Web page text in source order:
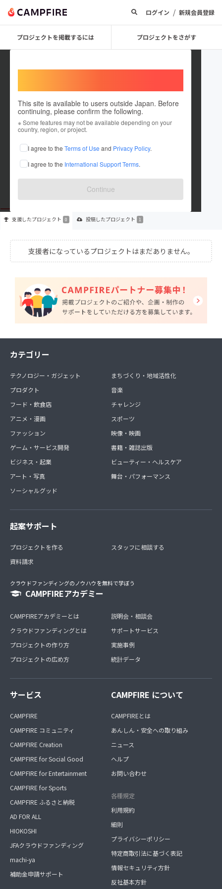
ログイン / 新規会員登録
プロジェクトを掲載するには プロジェクトをさがす
This site is available to users outside Japan. Before
continuing, please confirm the following.
※ Some features may not be available depending on your
country, region, or project.
I agree to the Terms of Use and Privacy Policy.
I agree to the International Support Terms.
Continue
kawaguchi hirohisa
これまでに1件のプロジェクトを投稿しています
在住国：未設定
出身国：未設定
支援したプロジェクト 0 投稿したプロジェクト 1
支援者になっているプロジェクトはまだありません。
カテゴリー
テクノロジー・ガジェット
プロダクト
フード・飲食店
アニメ・漫画
ファッション
ゲーム・サービス開発
ビジネス・起業
アート・写真
ソーシャルグッド
まちづくり・地域活性化
音楽
チャレンジ
スポーツ
映像・映画
書籍・雑誌出版
ビューティー・ヘルスケア
舞台・パフォーマンス
起案サポート
プロジェクトを作る
資料請求
スタッフに相談する
クラウドファンディングのノウハウを無料で学ぼう
CAMPFIREアカデミー
CAMPFIREアカデミーとは
クラウドファンディングとは
プロジェクトの作り方
プロジェクトの広め方
説明会・相談会
サポートサービス
実施事例
統計データ
サービス
CAMPFIRE
CAMPFIRE コミュニティ
CAMPFIRE Creation
CAMPFIRE for Social Good
CAMPFIRE for Entertainment
CAMPFIRE for Sports
CAMPFIRE ふるさと納税
AD FOR ALL
HIOKOSHI
JFAクラウドファンディング
machi-ya
補助金申請サポート
CAMPFIRE について
CAMPFIREとは
あんしん・安全への取り組み
ニュース
ヘルプ
お問い合わせ
各種規定
利用規約
細則
プライバシーポリシー
特定商取引法に基づく表記
情報セキュリティ方針
反社基本方針